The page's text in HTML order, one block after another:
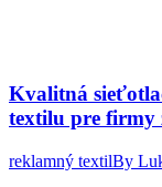
Kvalitná
textilu pre firmy
reklamný textilBy